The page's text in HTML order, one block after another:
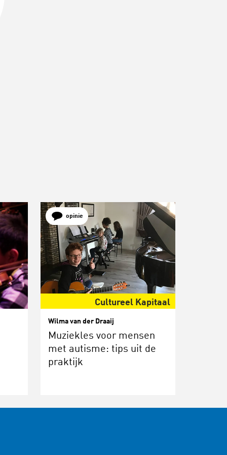
opinie
Cultureel Kapitaal
Wilma van der Draaij
Muziekles voor mensen
met autisme: tips uit de
praktijk